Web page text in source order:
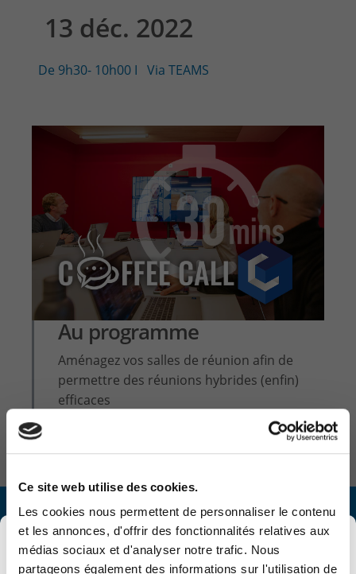
Ce site web utilise des cookies.
Les cookies nous permettent de personnaliser le contenu
et les annonces, d'offrir des fonctionnalités relatives aux
médias sociaux et d'analyser notre trafic. Nous
partageons également des informations sur l'utilisation de
13 déc. 2022
De 9h30- 10h00 I Via TEAMS
Au programme
Aménagez vos salles de réunion afin de
permettre des réunions hybrides (enfin)
efficaces
Formulaire d'inscription